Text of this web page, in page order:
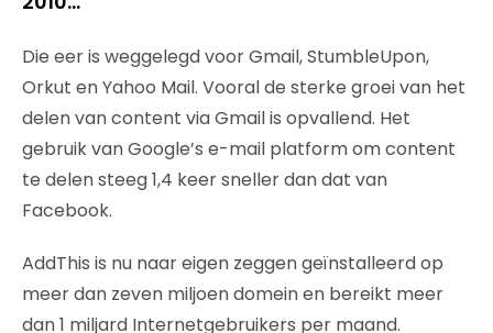
Die eer is weggelegd voor Gmail, StumbleUpon,
Orkut en Yahoo Mail. Vooral de sterke groei van het
delen van content via Gmail is opvallend. Het
gebruik van Google’s e-mail platform om content
te delen steeg 1,4 keer sneller dan dat van
Facebook.
AddThis is nu naar eigen zeggen geïnstalleerd op
meer dan zeven miljoen domein en bereikt meer
dan 1 miljard Internetgebruikers per maand.